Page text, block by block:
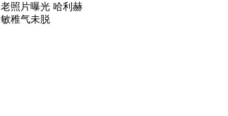
老照片曝光 哈利赫
敏稚气未脱